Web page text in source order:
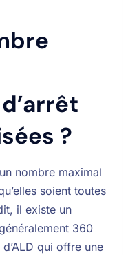
?
nombre maximal
soient toutes
il existe un
360
qui offre une